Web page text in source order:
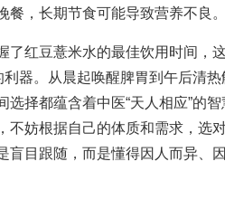
餐，长期节食可能导致营养不良。
红豆薏米水的最佳饮用时间，这
利器。从晨起唤醒脾胃到午后清
选择都蕴含着中医“天人相应”的
不妨根据自己的体质和需求，
盲目跟随，而是懂得因人而异、因